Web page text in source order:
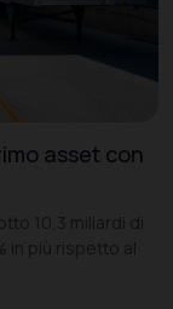
asset con
10,3 miliardi di
in più rispetto al